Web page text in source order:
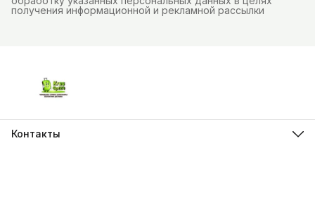
получения информационной и рекламной рассылки
Контакты